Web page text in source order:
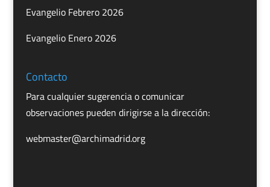
Evangelio Febrero 2026
Evangelio Enero 2026
Contacto
Para cualquier sugerencia o comunicar
observaciones pueden dirigirse a la dirección:
webmaster@archimadrid.org